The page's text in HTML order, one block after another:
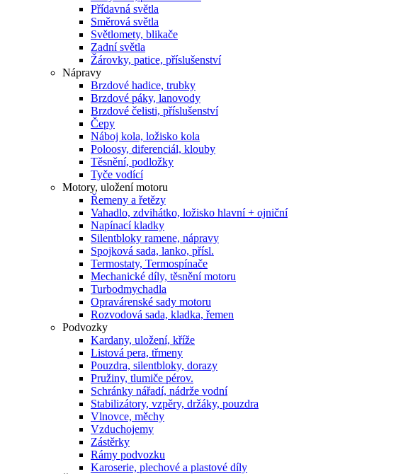
Přídavná světla
Směrová světla
Světlomety, blikače
Zadní světla
Žárovky, patice, příslušenství
Nápravy
Brzdové hadice, trubky
Brzdové páky, lanovody
Brzdové čelisti, příslušenství
Čepy
Náboj kola, ložisko kola
Poloosy, diferenciál, klouby
Těsnění, podložky
Tyče vodící
Motory, uložení motoru
Řemeny a řetězy
Vahadlo, zdvihátko, ložisko hlavní + ojniční
Napínací kladky
Silentbloky ramene, nápravy
Spojková sada, lanko, přísl.
Termostaty, Termospínače
Mechanické díly, těsnění motoru
Turbodmychadla
Opravárenské sady motoru
Rozvodová sada, kladka, řemen
Podvozky
Kardany, uložení, kříže
Listová pera, třmeny
Pouzdra, silentbloky, dorazy
Pružiny, tlumiče pérov.
Schránky nářadí, nádrže vodní
Stabilizátory, vzpěry, držáky, pouzdra
Vlnovce, měchy
Vzduchojemy
Zástěrky
Rámy podvozku
Karoserie, plechové a plastové díly